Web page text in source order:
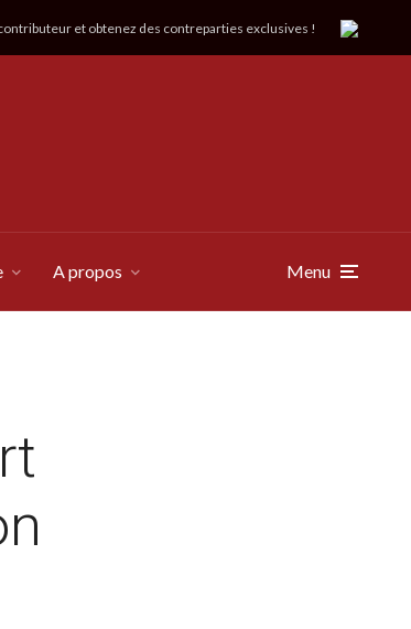
et obtenez des contreparties exclusives !
A propos Menu